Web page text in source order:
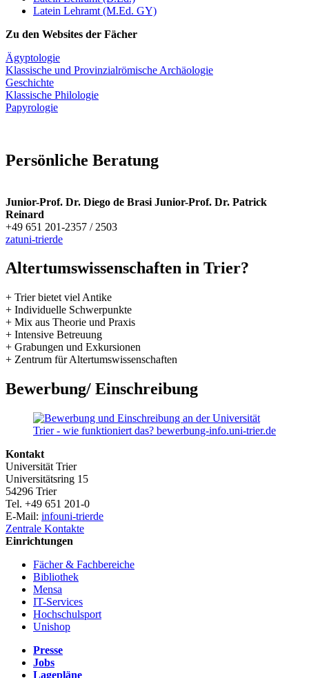
Latein Lehramt (M.Ed. GY)
Zu den Websites der Fächer
Ägyptologie
Klassische und Provinzialrömische Archäologie
Geschichte
Klassische Philologie
Papyrologie
Persönliche Beratung
Junior-Prof. Dr. Diego de Brasi Junior-Prof. Dr. Patrick
Reinard
+49 651 201-2357 / 2503
zatuni-trierde
Altertumswissenschaften in Trier?
+ Trier bietet viel Antike
+ Individuelle Schwerpunkte
+ Mix aus Theorie und Praxis
+ Intensive Betreuung
+ Grabungen und Exkursionen
+ Zentrum für Altertumswissenschaften
Bewerbung/ Einschreibung
Kontakt
Universität Trier
Universitätsring 15
54296 Trier
Tel. +49 651 201-0
E-Mail: infouni-trierde
Zentrale Kontakte
Einrichtungen
Fächer & Fachbereiche
Bibliothek
Mensa
IT-Services
Hochschulsport
Unishop
Presse
Jobs
Lagepläne